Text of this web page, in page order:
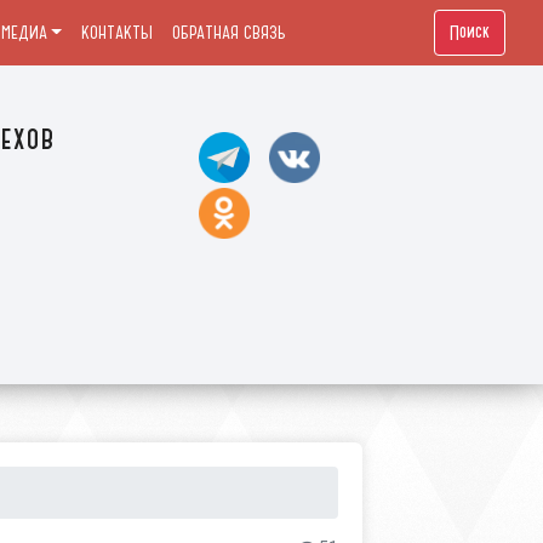
МЕДИА КОНТАКТЫ ОБРАТНАЯ СВЯЗЬ Поиск